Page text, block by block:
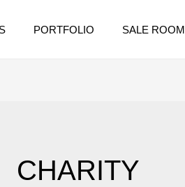
PORTFOLIO SALE ROOM
CHARITY